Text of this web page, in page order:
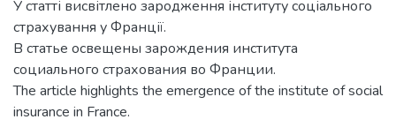
У статті висвітлено зародження інституту соціального
страхування у Франції.
В статье освещены зарождения института
социального страхования во Франции.
The article highlights the emergence of the institute of social
insurance in France.